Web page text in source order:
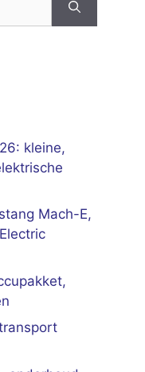
kleine,
Mach-E,